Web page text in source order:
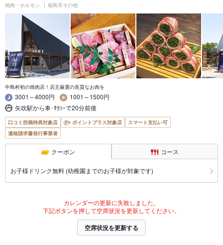
焼肉・ホルモン 福島市その他
中島村初の焼肉店！店主厳選の良質なお肉を
3001～4000円
1001～1500円
矢吹駅から車･ﾀｸｼｰで20分前後
口コミ投稿特典対象店 ポイントプラス対象店
スマート支払い可
適格請求書発行事業者
クーポン コース
お子様ドリンク無料 (幼稚園までのお子様が対象です)
カレンダーの更新に失敗しました。
下記ボタンを押して空席状況を更新してください。
空席状況を更新する